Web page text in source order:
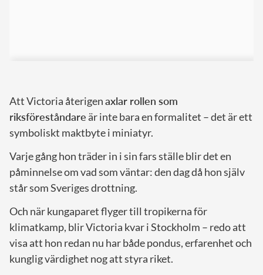
Att Victoria återigenaxlar rollen som
riksföreståndare är inte bara en formalitet – det är ett
symboliskt maktbyte i miniatyr.
Varje gång hon träder in i sin fars ställe blir det en
påminnelse om vad som väntar: den dag då hon själv
står som Sveriges drottning.
Och när kungaparet flyger till tropikerna för
klimatkamp, blir Victoria kvar i Stockholm – redo att
visa att hon redan nu har både pondus, erfarenhet och
kunglig värdighet nog att styra riket.